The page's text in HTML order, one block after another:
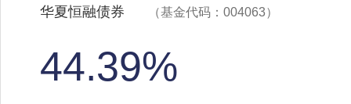
华夏恒融债券 （基金代码：004063）
44.39%